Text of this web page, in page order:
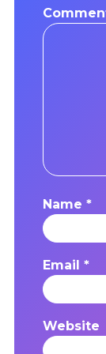
Name *
Email *
Website